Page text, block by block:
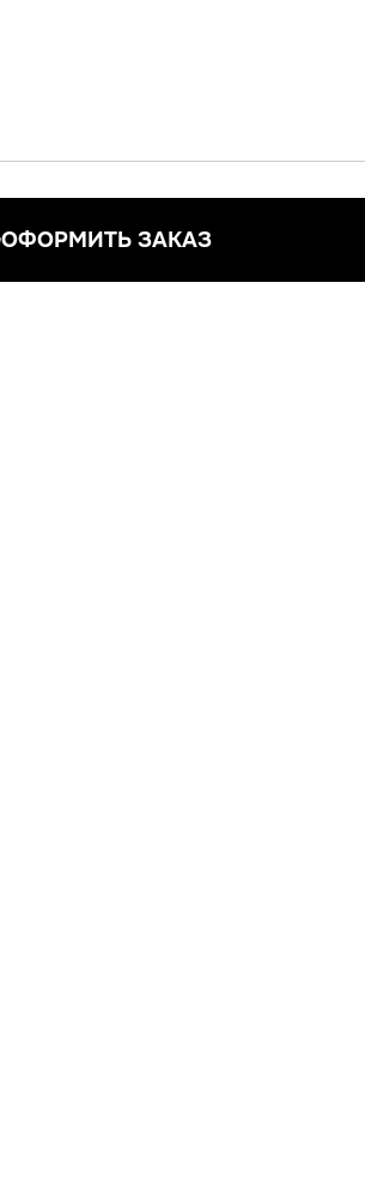
ОФОРМИТЬ ЗАКАЗ